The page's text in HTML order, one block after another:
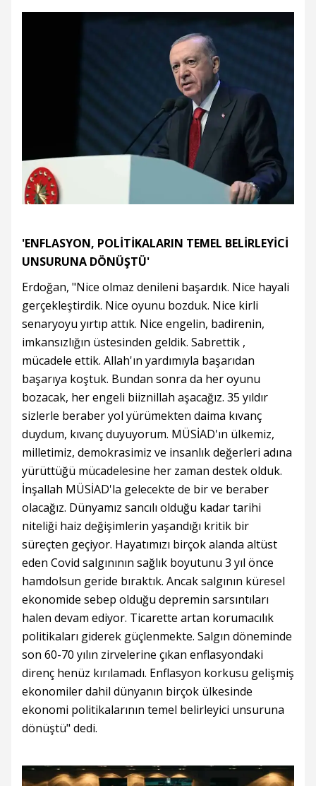
'ENFLASYON, POLİTİKALARIN TEMEL BELİRLEYİCİ
UNSURUNA DÖNÜŞTÜ'
Erdoğan, "Nice olmaz denileni başardık. Nice hayali
gerçekleştirdik. Nice oyunu bozduk. Nice kirli
senaryoyu yırtıp attık. Nice engelin, badirenin,
imkansızlığın üstesinden geldik. Sabrettik ,
mücadele ettik. Allah'ın yardımıyla başarıdan
başarıya koştuk. Bundan sonra da her oyunu
bozacak, her engeli biiznillah aşacağız. 35 yıldır
sizlerle beraber yol yürümekten daima kıvanç
duydum, kıvanç duyuyorum. MÜSİAD'ın ülkemiz,
milletimiz, demokrasimiz ve insanlık değerleri adına
yürüttüğü mücadelesine her zaman destek olduk.
İnşallah MÜSİAD'la gelecekte de bir ve beraber
olacağız. Dünyamız sancılı olduğu kadar tarihi
niteliği haiz değişimlerin yaşandığı kritik bir
süreçten geçiyor. Hayatımızı birçok alanda altüst
eden Covid salgınının sağlık boyutunu 3 yıl önce
hamdolsun geride bıraktık. Ancak salgının küresel
ekonomide sebep olduğu depremin sarsıntıları
halen devam ediyor. Ticarette artan korumacılık
politikaları giderek güçlenmekte. Salgın döneminde
son 60-70 yılın zirvelerine çıkan enflasyondaki
direnç henüz kırılamadı. Enflasyon korkusu gelişmiş
ekonomiler dahil dünyanın birçok ülkesinde
ekonomi politikalarının temel belirleyici unsuruna
dönüştü" dedi.